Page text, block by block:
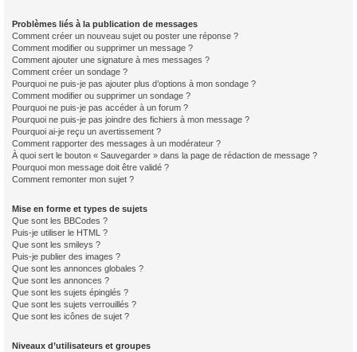
Problèmes liés à la publication de messages
Comment créer un nouveau sujet ou poster une réponse ?
Comment modifier ou supprimer un message ?
Comment ajouter une signature à mes messages ?
Comment créer un sondage ?
Pourquoi ne puis-je pas ajouter plus d’options à mon sondage ?
Comment modifier ou supprimer un sondage ?
Pourquoi ne puis-je pas accéder à un forum ?
Pourquoi ne puis-je pas joindre des fichiers à mon message ?
Pourquoi ai-je reçu un avertissement ?
Comment rapporter des messages à un modérateur ?
À quoi sert le bouton « Sauvegarder » dans la page de rédaction de message ?
Pourquoi mon message doit être validé ?
Comment remonter mon sujet ?
Mise en forme et types de sujets
Que sont les BBCodes ?
Puis-je utiliser le HTML ?
Que sont les smileys ?
Puis-je publier des images ?
Que sont les annonces globales ?
Que sont les annonces ?
Que sont les sujets épinglés ?
Que sont les sujets verrouillés ?
Que sont les icônes de sujet ?
Niveaux d’utilisateurs et groupes